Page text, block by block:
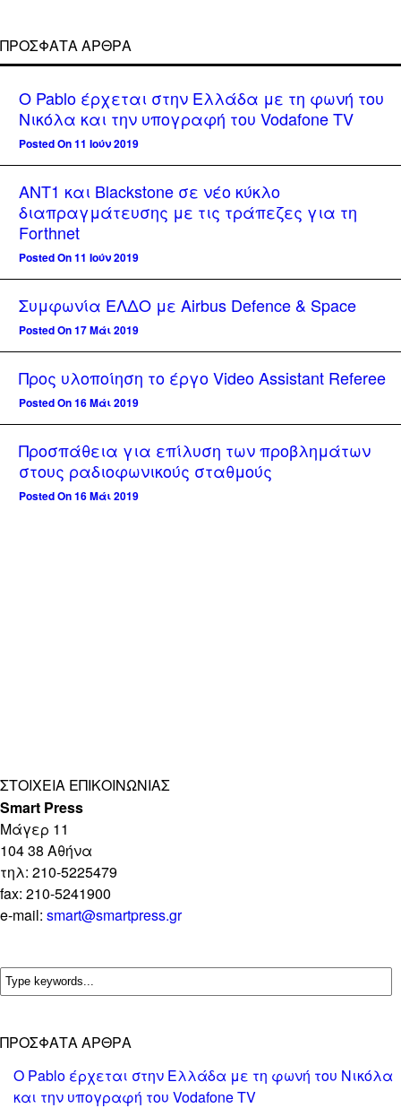
ΠΡΌΣΦΑΤΑ ΆΡΘΡΑ
Ο Pablo έρχεται στην Ελλάδα με τη φωνή του
Νικόλα και την υπογραφή του Vodafone TV
Posted On 11 Ιούν 2019
ΑΝΤ1 και Blackstone σε νέο κύκλο
διαπραγμάτευσης με τις τράπεζες για τη
Forthnet
Posted On 11 Ιούν 2019
Συμφωνία ΕΛΔΟ με Airbus Defence & Space
Posted On 17 Μάι 2019
Προς υλοποίηση το έργο Video Assistant Referee
Posted On 16 Μάι 2019
Προσπάθεια για επίλυση των προβλημάτων
στους ραδιοφωνικούς σταθμούς
Posted On 16 Μάι 2019
ΣΤΟΙΧΕΊΑ ΕΠΙΚΟΙΝΩΝΊΑΣ
Smart Press
Mάγερ 11
104 38 Αθήνα
τηλ: 210-5225479
fax: 210-5241900
e-mail: smart@smartpress.gr
ΠΡΌΣΦΑΤΑ ΆΡΘΡΑ
Ο Pablo έρχεται στην Ελλάδα με τη φωνή του Νικόλα
και την υπογραφή του Vodafone TV